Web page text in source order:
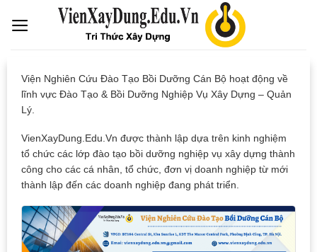
Viện Nghiên Cứu Đào Tạo Bồi Dưỡng Cán Bộ hoạt động về
lĩnh vực Đào Tạo & Bồi Dưỡng Nghiệp Vụ Xây Dựng – Quản
Lý.
VienXayDung.Edu.Vn được thành lập dựa trên kinh nghiệm
tổ chức các lớp đào tạo bồi dưỡng nghiệp vụ xây dựng thành
công cho các cá nhân, tổ chức, đơn vị doanh nghiệp từ mới
thành lập đến các doanh nghiệp đang phát triển.